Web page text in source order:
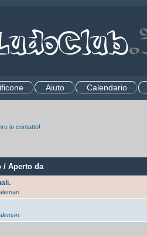
Aiuto Calendario
in contatto!
/Aperto da